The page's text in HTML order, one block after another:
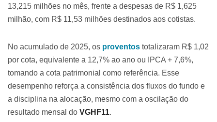
13,215 milhões no mês, frente a despesas de R$ 1,625
milhão, com R$ 11,53 milhões destinados aos cotistas.
No acumulado de 2025, os proventos totalizaram R$ 1,02
por cota, equivalente a 12,7% ao ano ou IPCA + 7,6%,
tomando a cota patrimonial como referência. Esse
desempenho reforça a consistência dos fluxos do fundo e
a disciplina na alocação, mesmo com a oscilação do
resultado mensal do VGHF11.